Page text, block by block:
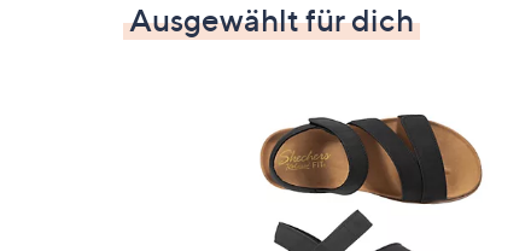
Ausgewählt für dich